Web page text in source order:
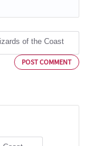
POST COMMENT